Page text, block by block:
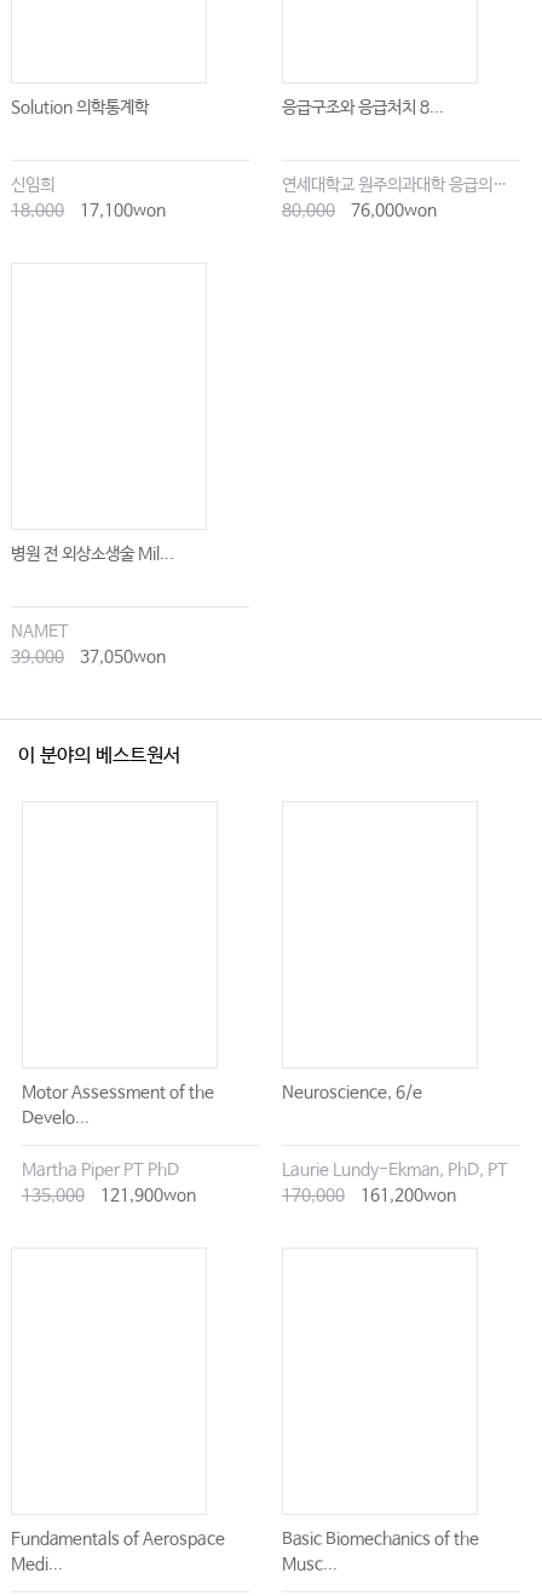
Solution 의학통계학
신임희
18,000
17,100won
응급구조와 응급처치 8...
연세대학교 원주의과대학 응급의학교실
80,000
76,000won
병원 전 외상소생술 Mil...
NAMET
39,000
37,050won
이 분야의 베스트원서
Motor Assessment of the
Develo...
Martha Piper PT PhD
135,000
121,900won
Neuroscience, 6/e
Laurie Lundy-Ekman, PhD, PT
170,000
161,200won
Fundamentals of Aerospace
Medi...
Basic Biomechanics of the
Musc...